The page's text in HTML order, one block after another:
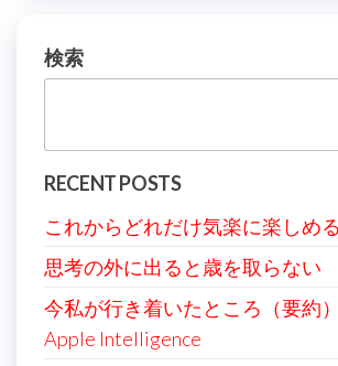
ー
シ
ン
検索
RECENT POSTS
これからどれだけ気楽に楽しめ
思考の外に出ると歳を取らない
今私が行き着いたところ（要約
Apple Intelligence